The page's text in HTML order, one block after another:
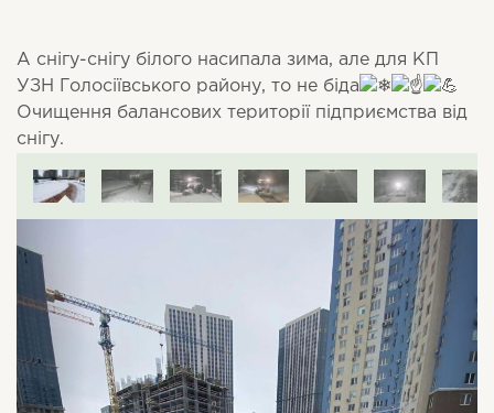
А снігу-снігу білого насипала зима, але для КП
УЗН Голосіївського району, то не біда
Очищення балансових території підприємства від
снігу.